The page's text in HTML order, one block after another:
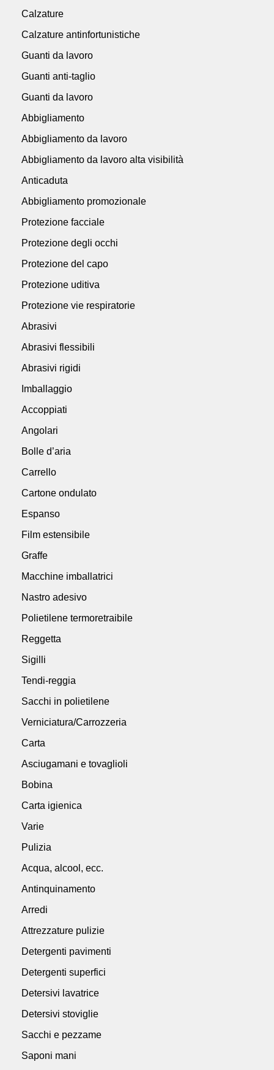
Calzature
Calzature antinfortunistiche
Guanti da lavoro
Guanti anti-taglio
Guanti da lavoro
Abbigliamento
Abbigliamento da lavoro
Abbigliamento da lavoro alta visibilità
Anticaduta
Abbigliamento promozionale
Protezione facciale
Protezione degli occhi
Protezione del capo
Protezione uditiva
Protezione vie respiratorie
Abrasivi
Abrasivi flessibili
Abrasivi rigidi
Imballaggio
Accoppiati
Angolari
Bolle d’aria
Carrello
Cartone ondulato
Espanso
Film estensibile
Graffe
Macchine imballatrici
Nastro adesivo
Polietilene termoretraibile
Reggetta
Sigilli
Tendi-reggia
Sacchi in polietilene
Verniciatura/Carrozzeria
Carta
Asciugamani e tovaglioli
Bobina
Carta igienica
Varie
Pulizia
Acqua, alcool, ecc.
Antinquinamento
Arredi
Attrezzature pulizie
Detergenti pavimenti
Detergenti superfici
Detersivi lavatrice
Detersivi stoviglie
Sacchi e pezzame
Saponi mani